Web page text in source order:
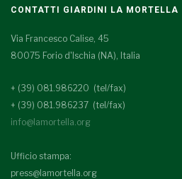
CONTATTI GIARDINI LA MORTELLA
Via Francesco Calise, 45
80075 Forio d'Ischia (NA), Italia
+ (39) 081.986220 (tel/fax)
+ (39) 081.986237 (tel/fax)
info@lamortella.org
Ufficio stampa:
press@lamortella.org